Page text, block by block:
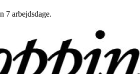
7 arbejdsdage.